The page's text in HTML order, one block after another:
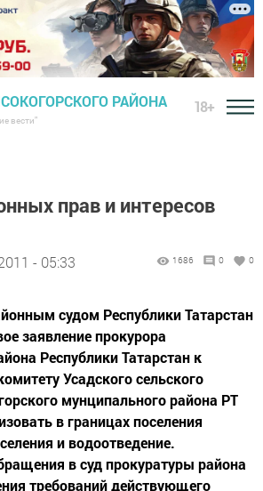
РАЙОНА
вести"
18+
прав и интересов
- 05:33 1686 0 0
судом Республики Татарстан
заявление прокурора
Республики Татарстан к
Усадского сельского
мунципального района РТ
в границах поселения
и водоотведение.
в суд прокуратуры района
требований действующего